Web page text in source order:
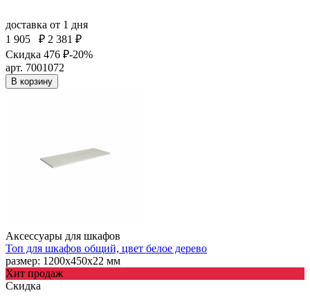
доставка от 1 дня
1 905
₽ 2 381 ₽
Скидка 476 ₽-20%
арт. 7001072
В корзину
Аксессуары для шкафов
Топ для шкафов общий, цвет белое дерево
размер: 1200х450х22 мм
Хит продаж
Скидка